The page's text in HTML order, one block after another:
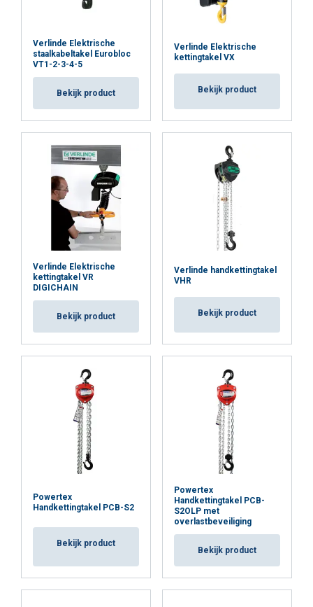
Markering:
Verlinde Elektrische
staalkabeltakel Eurobloc
VT1-2-3-4-5
Bekijk product
Verlinde Elektrische
kettingtakel VX
Bekijk product
Verlinde Elektrische
kettingtakel VR
DIGICHAIN
Bekijk product
Verlinde handkettingtakel
VHR
Bekijk product
Powertex
Handkettingtakel PCB-S2
Bekijk product
Powertex
Handkettingtakel PCB-
S2OLP met
overlastbeveiliging
Bekijk product
ALLES ACCEPTEREN
ALLES AFWIJZEN
DETAILS WEERGEVEN